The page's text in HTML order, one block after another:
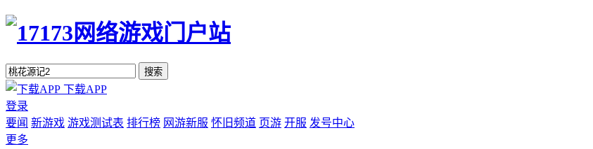
搜索
下载APP
登录
要闻 新游戏 游戏测试表 排行榜 网游新服 怀旧频道 页游 开服 发号中心
更多